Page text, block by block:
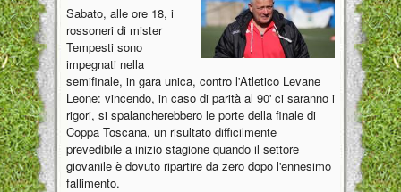
Sabato, alle ore 18, i
rossoneri di mister
Tempesti sono
impegnati nella
semifinale, in gara unica, contro l'Atletico Levane
Leone: vincendo, in caso di parità al 90' ci saranno i
rigori, si spalancherebbero le porte della finale di
Coppa Toscana, un risultato difficilmente
prevedibile a inizio stagione quando il settore
giovanile è dovuto ripartire da zero dopo l'ennesimo
fallimento.